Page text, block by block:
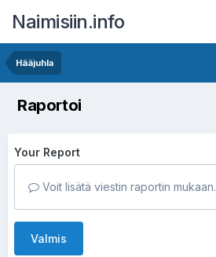
Naimisiin.info
Hääjuhla
Raportoi
Your Report
Voit lisätä viestin raportin mukaan.
Valmis